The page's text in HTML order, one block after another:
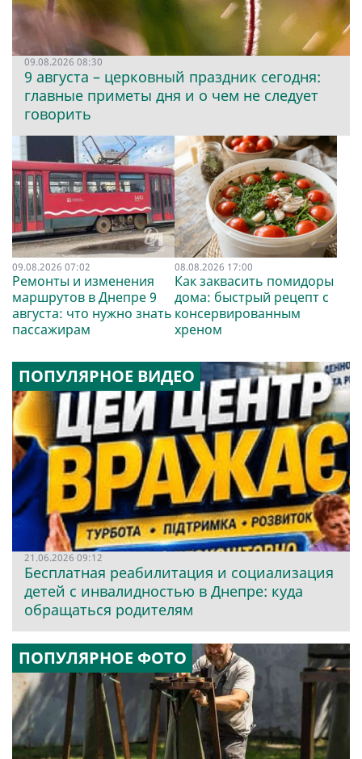
09.08.2026 08:30
9 августа – церковный праздник сегодня:
главные приметы дня и о чем не следует
говорить
09.08.2026 07:02
Ремонты и изменения
маршрутов в Днепре 9
августа: что нужно знать
пассажирам
08.08.2026 17:00
Как заквасить помидоры
дома: быстрый рецепт с
консервированным
хреном
ПОПУЛЯРНОЕ ВИДЕО
21.06.2026 09:12
Бесплатная реабилитация и социализация
детей с инвалидностью в Днепре: куда
обращаться родителям
ПОПУЛЯРНОЕ ФОТО